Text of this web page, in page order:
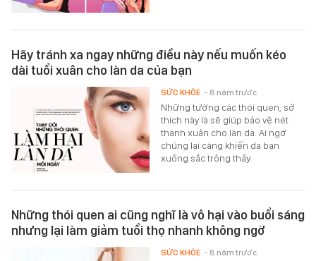
Hãy tránh xa ngay những điều này nếu muốn kéo
dài tuổi xuân cho làn da của bạn
Những tưởng các thói quen, sở
thích này là sẽ giúp bảo vệ nét
thanh xuân cho làn da. Ai ngờ
chúng lại càng khiến da bạn
xuống sắc trông thấy.
SỨC KHỎE - 8 năm trước
Những thói quen ai cũng nghĩ là vô hại vào buổi sáng
nhưng lại làm giảm tuổi thọ nhanh không ngờ
SỨC KHỎE - 8 năm trước